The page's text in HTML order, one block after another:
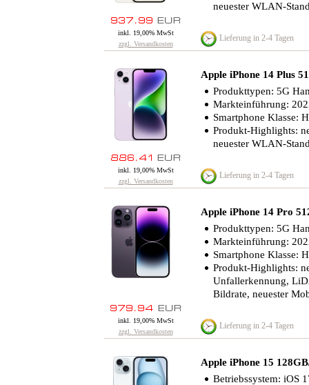
neuester WLAN-
inkl. 19,00% MwSt
zzgl. Versandkosten
Lieferung in 2-4 Tagen
Apple iPhone 14 Plus
Produkttypen: 5G
Markteinführung:
Smartphone Klasse:
Produkt-Highlights:
neuester WLAN-
inkl. 19,00% MwSt
zzgl. Versandkosten
Lieferung in 2-4 Tagen
Apple iPhone 14 Pro
Produkttypen: 5G
Markteinführung:
Smartphone Klasse:
Produkt-Highlights:
Unfallerkennung,
Bildrate, neuester
inkl. 19,00% MwSt
zzgl. Versandkosten
Lieferung in 2-4 Tagen
Apple iPhone 15
Betriebssystem: iOS